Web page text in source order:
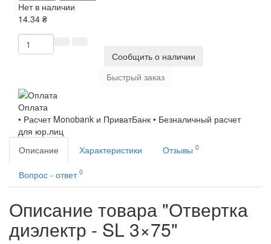
Нет в наличии
14.34 ₴
Сообщить о наличии
Быстрый заказ
Оплата
• Расчет Monobank и ПриватБанк • Безналичный расчет
для юр.лиц
Описание
Характеристики Отзывы 0
Вопрос - ответ 0
Описание товара "Отвертка
диэлектр - SL 3×75"